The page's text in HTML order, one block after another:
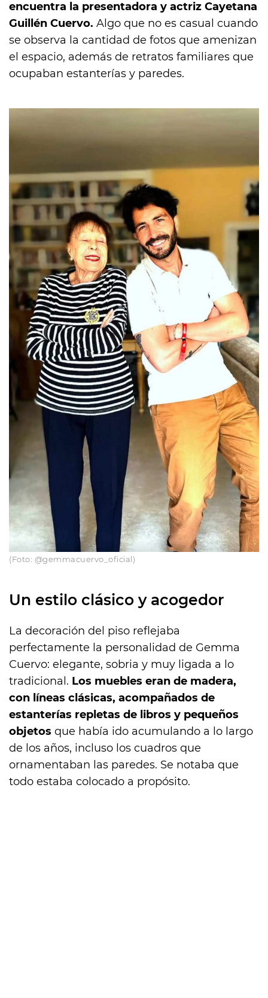
encuentra la presentadora y actriz Cayetana
Guillén Cuervo. Algo que no es casual cuando
se observa la cantidad de fotos que amenizan
el espacio, además de retratos familiares que
ocupaban estanterías y paredes.
(Foto: @gemmacuervo_oficial)
Un estilo clásico y acogedor
La decoración del piso reflejaba
perfectamente la personalidad de Gemma
Cuervo: elegante, sobria y muy ligada a lo
tradicional. Los muebles eran de madera,
con líneas clásicas, acompañados de
estanterías repletas de libros y pequeños
objetos que había ido acumulando a lo largo
de los años, incluso los cuadros que
ornamentaban las paredes. Se notaba que
todo estaba colocado a propósito.